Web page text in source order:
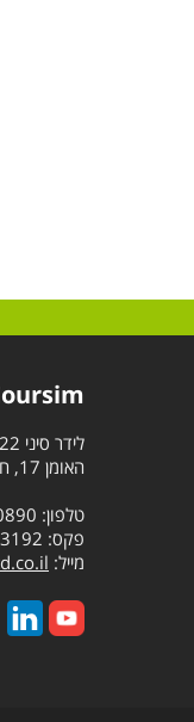
לידר סיני 2022 בע"מ (קורסים)
האומן 17, חדרה
טלפון: 077-7060890
פקס: 04-6323192
מייל: